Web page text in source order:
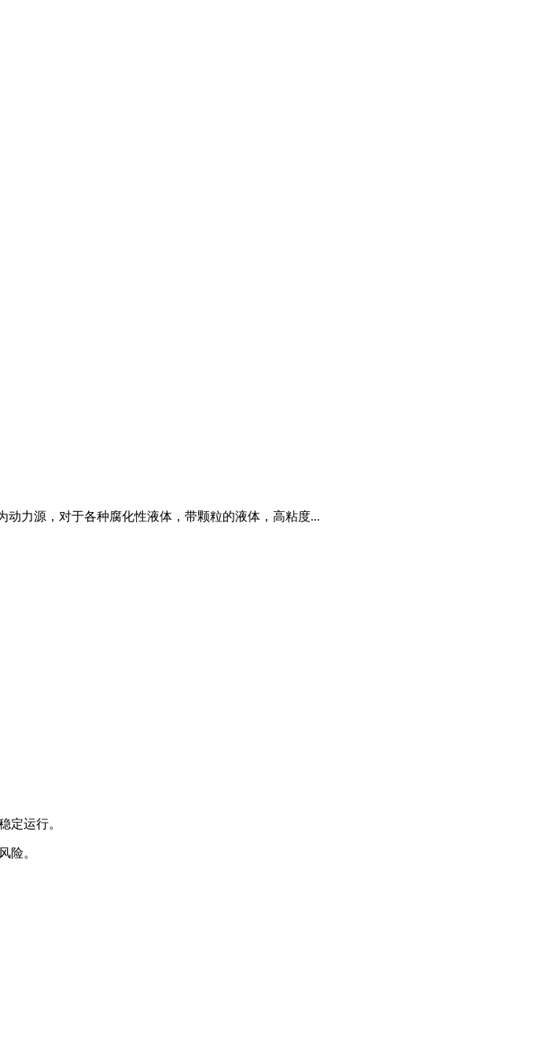
力源，对于各种腐化性液体，带颗粒的液体，高粘度...
定运行。
险。